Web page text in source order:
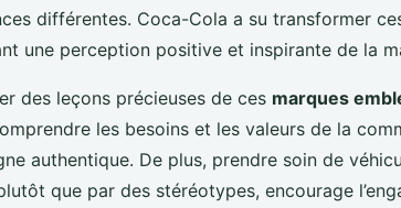
différentes. Coca-Cola a su transformer
une perception positive et inspirante de la
des leçons précieuses de ces marques
les besoins et les valeurs de la
authentique. De plus, prendre soin de
que par des stéréotypes, encourage